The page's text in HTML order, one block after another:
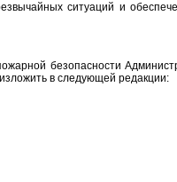
ситуаций и
безопасности
в следующей редакции: